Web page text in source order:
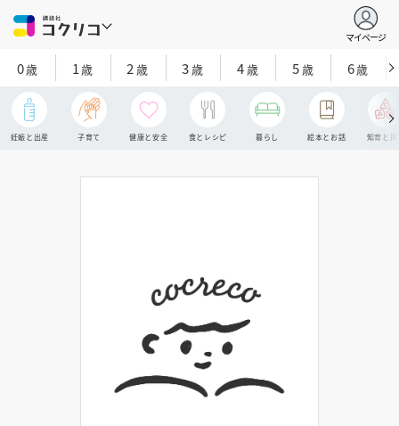
マイページ
0歳 1歳 2 歳 3歳 4歳 5歳 6歳
妊娠と出産 子育て 健康と安全 食とレシピ 暮らし 絵本とお話 知育と探